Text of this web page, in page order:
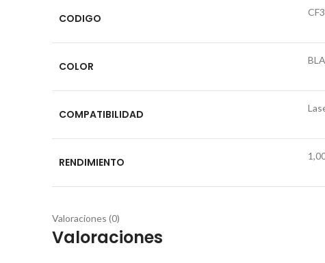
CODIGO
COLOR
COMPATIBILIDAD
RENDIMIENTO
Valoraciones (0)
Valoraciones